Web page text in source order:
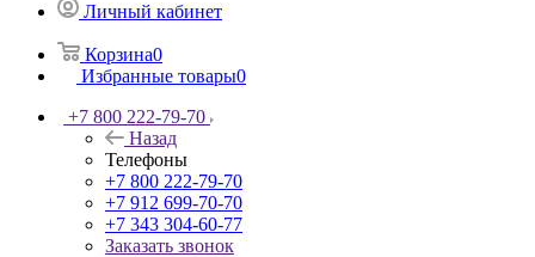
Личный кабинет
Корзина0
Избранные товары0
+7 800 222-79-70
Назад
Телефоны
+7 800 222-79-70
+7 912 699-70-70
+7 343 304-60-77
Заказать звонок